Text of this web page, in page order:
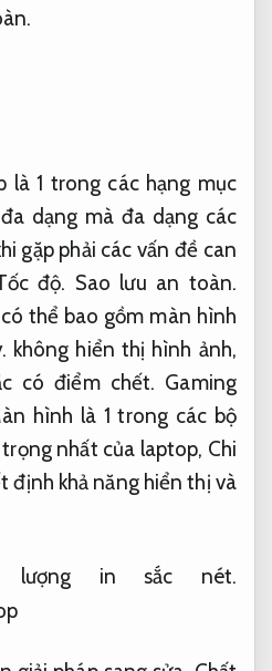
là 1 trong các hạng mục
dạng mà đa dạng các
gặp phải các vấn đề can
độ. Sao lưu an toàn.
thể bao gồm màn hình
không hiển thị hình ảnh,
có điểm chết. Gaming
hình là 1 trong các bộ
nhất của laptop, Chi
định khả năng hiển thị và
lượng in sắc nét.